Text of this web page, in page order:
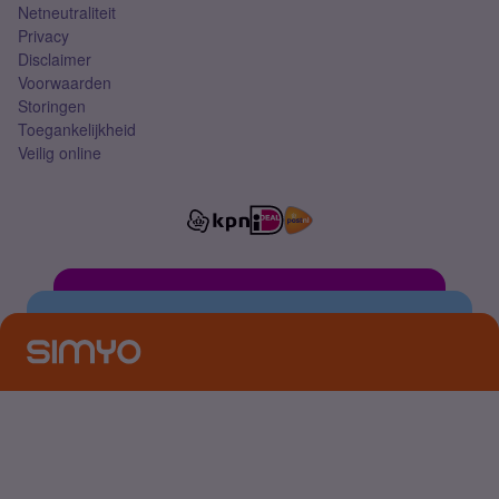
Netneutraliteit
Privacy
Disclaimer
Voorwaarden
Storingen
Toegankelijkheid
Veilig online